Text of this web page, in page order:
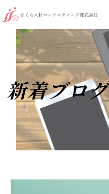
新着ブログ